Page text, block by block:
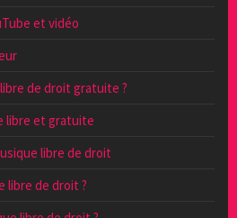
et vidéo
de droit gratuite ?
libre et gratuite
libre de droit
libre de droit ?